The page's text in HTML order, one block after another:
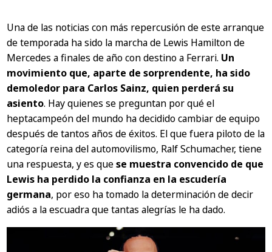
Una de las noticias con más repercusión de este arranque
de temporada ha sido la marcha de Lewis Hamilton de
Mercedes a finales de año con destino a Ferrari. Un
movimiento que, aparte de sorprendente, ha sido
demoledor para Carlos Sainz, quien perderá su
asiento. Hay quienes se preguntan por qué el
heptacampeón del mundo ha decidido cambiar de equipo
después de tantos años de éxitos. El que fuera piloto de la
categoría reina del automovilismo, Ralf Schumacher, tiene
una respuesta, y es quese muestra convencido de que
Lewis ha perdido la confianza en la escudería
germana, por eso ha tomado la determinación de decir
adiós a la escuadra que tantas alegrías le ha dado.